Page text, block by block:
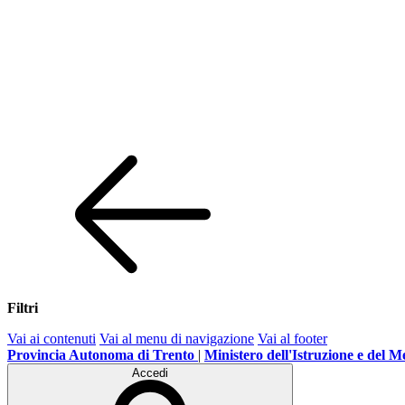
Filtri
Vai ai contenuti Vai al menu di navigazione Vai al footer
Provincia Autonoma di Trento | Ministero dell'Istruzione e del
Accedi